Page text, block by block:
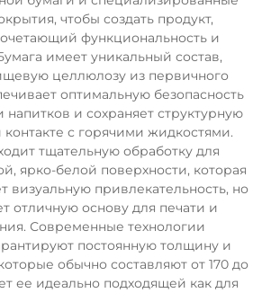
чтобы создать продукт,
функциональность и
имеет уникальный состав,
целлюлозу из первичного
оптимальную безопасность
и сохраняет структурную
контакте с горячими жидкостями.
тщательную обработку для
ярко-белой поверхности, которая
визуальную привлекательность, но
отличную основу для печати и
Современные технологии
постоянную толщину и
обычно составляют от 170 до
ее идеально подходящей как для